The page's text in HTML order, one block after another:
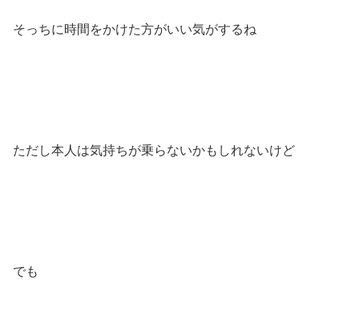
そっちに時間をかけた方がいい気がするね
ただし本人は気持ちが乗らないかもしれないけど
でも